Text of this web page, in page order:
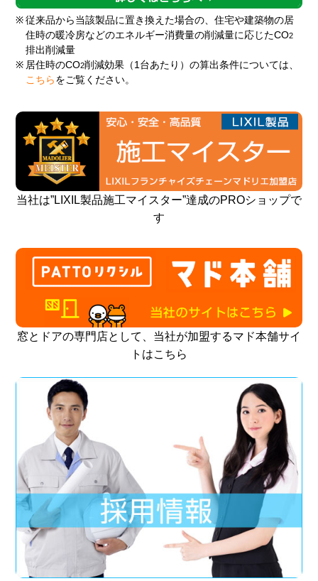
※ 従来品から当該製品に置き換えた場合の、住宅や建築物の居
住時の暖冷房などのエネルギー消費量の削減量に応じたCO2
排出削減量
※ 居住時のCO2削減効果（1台あたり）の算出条件については、
こちら をご覧ください。
当社は”LIXIL製品施工マイスター”達成のPROショップで
す
窓とドアの専門店として、当社が加盟するマド本舗サイ
トはこちら